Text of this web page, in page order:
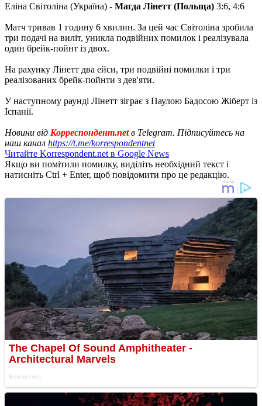
Еліна Світоліна (Україна) - Магда Лінетт (Польща) 3:6, 4:6
Матч тривав 1 годину 6 хвилин. За цей час Світоліна зробила
три подачі на виліт, уникла подвійних помилок і реалізувала
один брейк-пойнт із двох.
На рахунку Лінетт два ейси, три подвійні помилки і три
реалізованих брейк-пойнти з дев'яти.
У наступному раунді Лінетт зіграє з Паулою Бадосою Жіберт із
Іспанії.
Новини від Корреспондент.netв Telegram. Підписуйтесь на
наш канал https://t.me/korrespondentnet
Читайте Korrespondent.net в Google News
Якщо ви помітили помилку, виділіть необхідний текст і
натисніть Ctrl + Enter, щоб повідомити про це редакцію.